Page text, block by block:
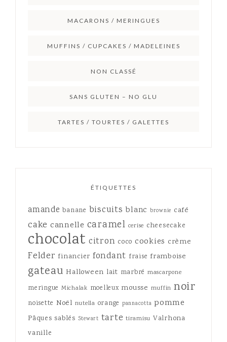
MACARONS / MERINGUES
MUFFINS / CUPCAKES / MADELEINES
NON CLASSÉ
SANS GLUTEN – NO GLU
TARTES / TOURTES / GALETTES
ÉTIQUETTES
amande banane biscuits blanc brownie café
cake cannelle caramel cerise cheesecake
chocolat citron coco cookies crème
Felder financier fondant fraise framboise
gateau Halloween lait marbré mascarpone
meringue Michalak moelleux mousse muffin noir
noisette Noël nutella orange pannacotta pomme
Pâques sablés Stewart tarte tiramisu Valrhona
vanille